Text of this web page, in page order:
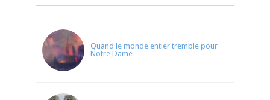
Quand le monde entier tremble pour
Notre Dame